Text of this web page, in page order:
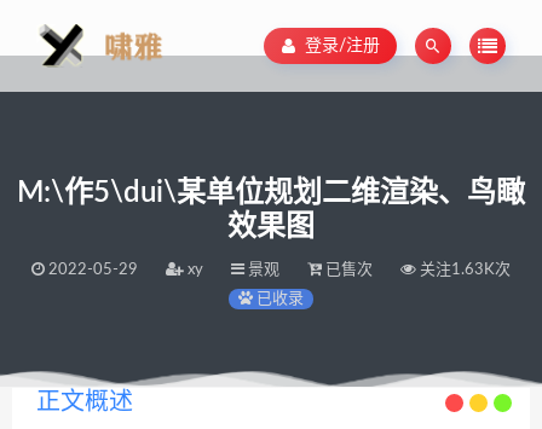
登录/注册
M:\作5\dui\某单位规划二维渲染、鸟瞰
效果图
2022-05-29 xy 景观 已售次
关注1.63K次
已收录
正文概述